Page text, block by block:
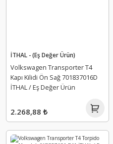
İTHAL - (Eş Değer Ürün)
Volkswagen Transporter T4
Kapı Kilidi Ön Sağ 701837016D
İTHAL / Eş Değer Ürün
2.268,88 ₺